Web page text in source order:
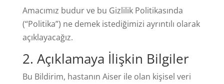
Amacımız budur ve bu Gizlilik Politikasında
(“Politika”) ne demek istediğimizi ayrıntılı olarak
açıklayacağız.
2. Açıklamaya İlişkin Bilgiler
Bu Bildirim, hastanın Aiser ile olan kişisel veri